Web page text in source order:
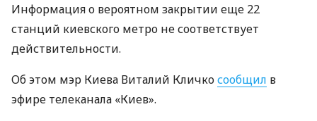
Информация о вероятном закрытии еще 22
станций киевского метро не соответствует
действительности.
Об этом мэр Киева Виталий Кличкосообщил в
эфире телеканала «Киев».